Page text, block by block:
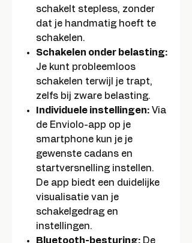
schakelt stepless, zonder
dat je handmatig hoeft te
schakelen.
Schakelen onder belasting:
Je kunt probleemloos
schakelen terwijl je trapt,
zelfs bij zware belasting.
Individuele instellingen: Via
de Enviolo-app op je
smartphone kun je je
gewenste cadans en
startversnelling instellen.
De app biedt een duidelijke
visualisatie van je
schakelgedrag en
instellingen.
Bluetooth-besturing: De